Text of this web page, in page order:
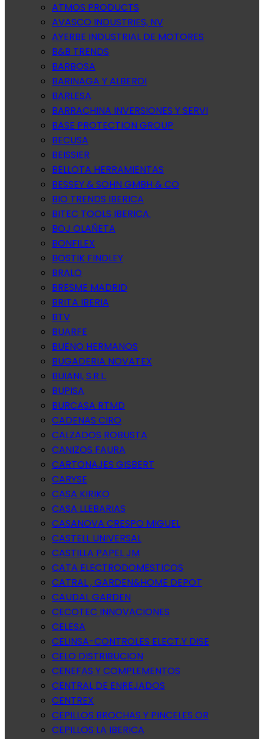
ATMOS PRODUCTS
AVASCO INDUSTRIES, NV
AYERBE INDUSTRIAL DE MOTORES
B&B TRENDS
BARBOSA
BARINAGA Y ALBERDI
BARLESA
BARRACHINA INVERSIONES Y SERVI
BASE PROTECTION GROUP
BECUSA
BEISSIER
BELLOTA HERRAMIENTAS
BESSEY & SOHN GMBH & CO
BIO TRENDS IBERICA
BITEC TOOLS IBERICA.
BOJ OLAÑETA
BONFILEX
BOSTIK FINDLEY
BRALO
BRESME MADRID
BRITA IBERIA
BTV
BUARFE
BUENO HERMANOS
BUGADERIA NOVATEX
BUIANI, S.R.L.
BUPISA
BURCASA RTMD
CADENAS CIRO
CALZADOS ROBUSTA
CANIZOS FAURA
CARTONAJES GISBERT
CARYSE
CASA KIRIKO
CASA LLEBARIAS
CASANOVA CRESPO MIGUEL
CASTELL UNIVERSAL
CASTILLA PAPEL JM
CATA ELECTRODOMESTICOS
CATRAL , GARDEN&HOME DEPOT
CAUDAL GARDEN
CECOTEC INNOVACIONES
CELESA
CELINSA-CONTROLES ELECT.Y DISE
CELO DISTRIBUCION
CENEFAS Y COMPLEMENTOS
CENTRAL DE ENREJADOS
CENTREX
CEPILLOS BROCHAS Y PINCELES OR
CEPILLOS LA IBERICA